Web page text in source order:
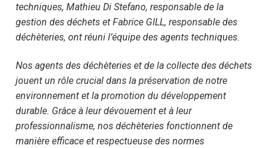
techniques, Mathieu Di Stefano, responsable de la
gestion des déchets et Fabrice GILL, responsable des
déchèteries, ont réuni l’équipe des agents techniques.
Nos agents des déchèteries et de la collecte des déchets
jouent un rôle crucial dans la préservation de notre
environnement et la promotion du développement
durable. Grâce à leur dévouement et à leur
professionnalisme, nos déchèteries fonctionnent de
manière efficace et respectueuse des normes